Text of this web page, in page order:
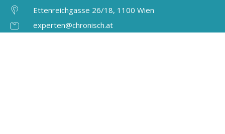
Ettenreichgasse 26/18, 1100 Wien
experten@chronisch.at